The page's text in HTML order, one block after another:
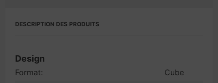
DESCRIPTION DES PRODUITS
Design
Format:
Cube